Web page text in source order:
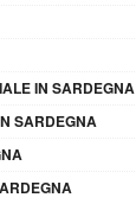
IN SARDEGNA
SARDEGNA